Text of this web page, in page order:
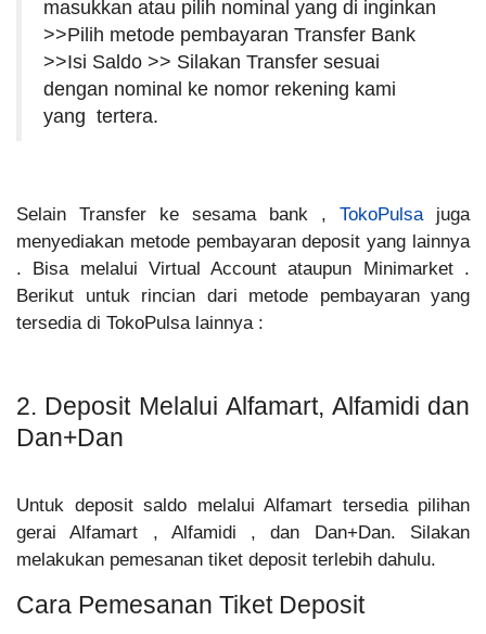
masukkan atau pilih nominal yang di inginkan
>>Pilih metode pembayaran Transfer Bank
>>Isi Saldo >> Silakan Transfer sesuai
dengan nominal ke nomor rekening kami
yang tertera.
Selain Transfer ke sesama bank , TokoPulsajuga
menyediakan metode pembayaran deposit yang lainnya
. Bisa melalui Virtual Account ataupun Minimarket .
Berikut untuk rincian dari metode pembayaran yang
tersedia di TokoPulsa lainnya :
2. Deposit Melalui Alfamart, Alfamidi dan
Dan+Dan
Untuk deposit saldo melalui Alfamart tersedia pilihan
gerai Alfamart , Alfamidi , dan Dan+Dan. Silakan
melakukan pemesanan tiket deposit terlebih dahulu.
Cara Pemesanan Tiket Deposit